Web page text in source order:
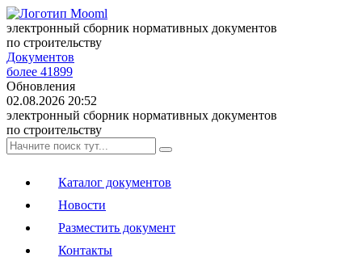
электронный сборник нормативных документов
по строительству
Документов
более 41899
Обновления
02.08.2026 20:52
электронный сборник нормативных документов
по строительству
Каталог документов
Новости
Разместить документ
Контакты